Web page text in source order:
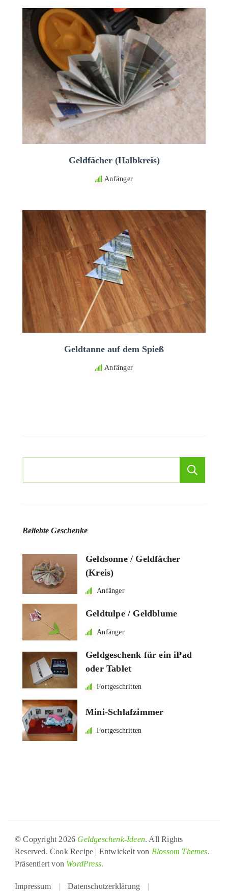
Geldfächer (Halbkreis)
Anfänger
Geldtanne auf dem Spieß
Anfänger
Beliebte Geschenke
Geldsonne / Geldfächer
(Kreis)
Anfänger
Geldtulpe / Geldblume
Anfänger
Geldgeschenk für ein iPad
oder Tablet
Fortgeschritten
Mini-Schlafzimmer
Fortgeschritten
© Copyright 2026 Geldgeschenk-Ideen. All Rights
Reserved. Cook Recipe | Entwickelt von Blossom Themes.
Präsentiert von WordPress.
Impressum Datenschutzerklärung